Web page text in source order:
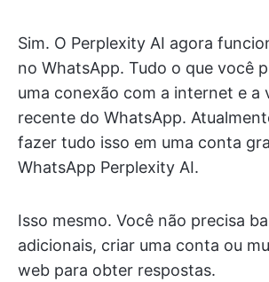
Sim. O Perplexity AI agora
no WhatsApp. Tudo o que você
uma conexão com a internet e a
recente do WhatsApp.
fazer tudo isso em uma conta
WhatsApp Perplexity AI.
Isso mesmo. Você não precisa
adicionais, criar uma conta ou
web para obter respostas.